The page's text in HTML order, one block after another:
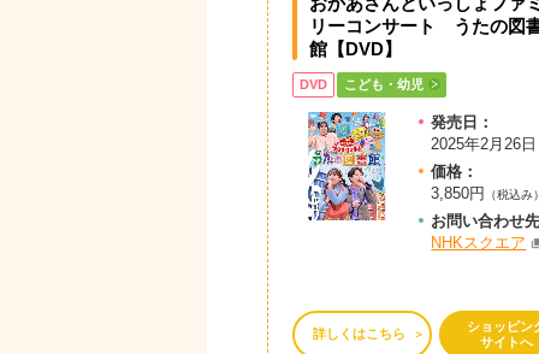
リーコンサート うたの図
館【DVD】
DVD こども・幼児
発売日：
2025年2月26日
価格：
3,850円
（税込み
お問い合わせ
NHKスクエア
詳しくはこちら
ショッピン
サイトへ